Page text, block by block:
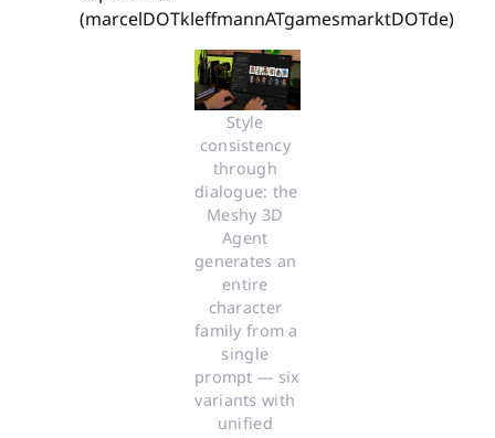
(marcelDOTkleffmannATgamesmarktDOTde)
Style
consistency
through
dialogue: the
Meshy 3D
Agent
generates an
entire
character
family from a
single
prompt — six
variants with
unified